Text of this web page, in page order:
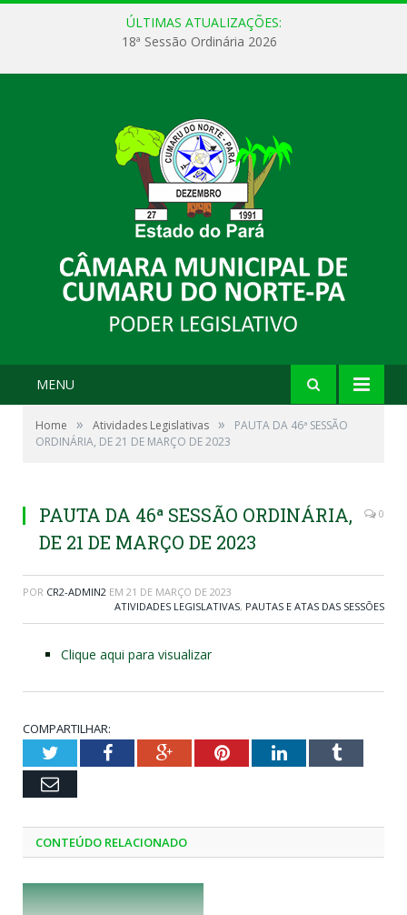
ÚLTIMAS ATUALIZAÇÕES:
18ª Sessão Ordinária 2026
MENU
Home » Atividades Legislativas »
PAUTA DA 46ª SESSÃO
ORDINÁRIA, DE 21 DE MARÇO DE 2023
PAUTA DA 46ª SESSÃO ORDINÁRIA,
DE 21 DE MARÇO DE 2023
0
POR CR2-ADMIN2 EM 21 DE MARÇO DE 2023
ATIVIDADES LEGISLATIVAS, PAUTAS E ATAS DAS SESSÕES
Clique aqui para visualizar
COMPARTILHAR:
TwitterFacebookGoogle+PinterestLinkedInTumblr
Email
CONTEÚDO RELACIONADO